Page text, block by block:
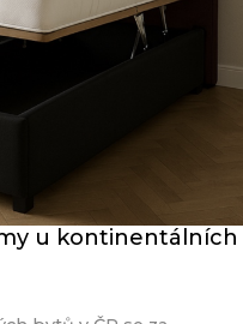
u kontinentálních